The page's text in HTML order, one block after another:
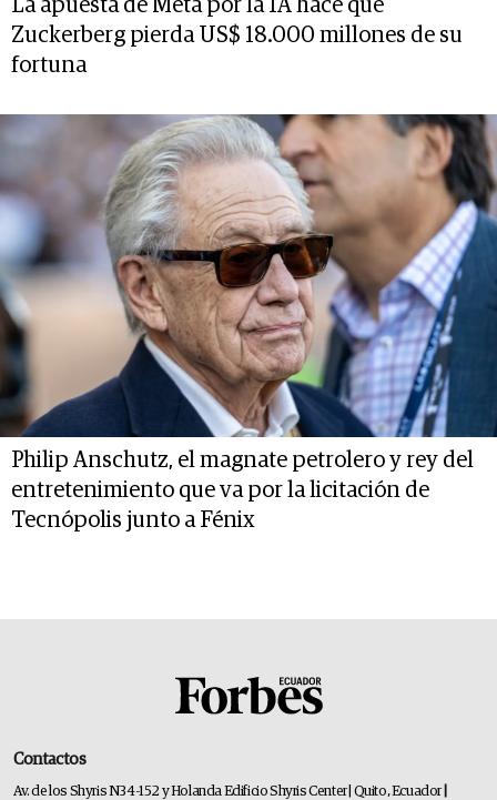
La apuesta de Meta por la IA hace que
Zuckerberg pierda US$ 18.000 millones de su
fortuna
Philip Anschutz, el magnate petrolero y rey del
entretenimiento que va por la licitación de
Tecnópolis junto a Fénix
Contactos
Av. de los Shyris N34-152 y Holanda Edificio Shyris Center | Quito, Ecuador